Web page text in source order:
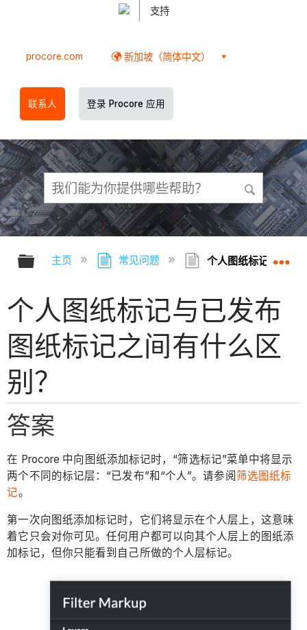
支持
procore.com 新加坡（简体中文）
联系人 登录 Procore 应用
扩展/隐缩全局层次
主页 常见问题 个人图纸标记与已发
个人图纸标记与已发布
图纸标记之间有什么区
别？
答案
在 Procore 中向图纸添加标记时，“筛选标记”菜单中将显示
两个不同的标记层：“已发布”和“个人”。请参阅 筛选图纸标
记。
第一次向图纸添加标记时，它们将显示在个人层上，这意味
着它只会对你可见。任何用户都可以向其个人层上的图纸添
加标记，但你只能看到自己所做的个人层标记。